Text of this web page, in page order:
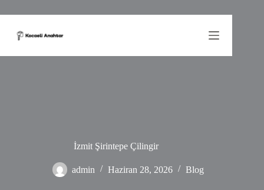
to
İzmit Şirintepe Çilingir
admin Haziran 28, 2026 Blog